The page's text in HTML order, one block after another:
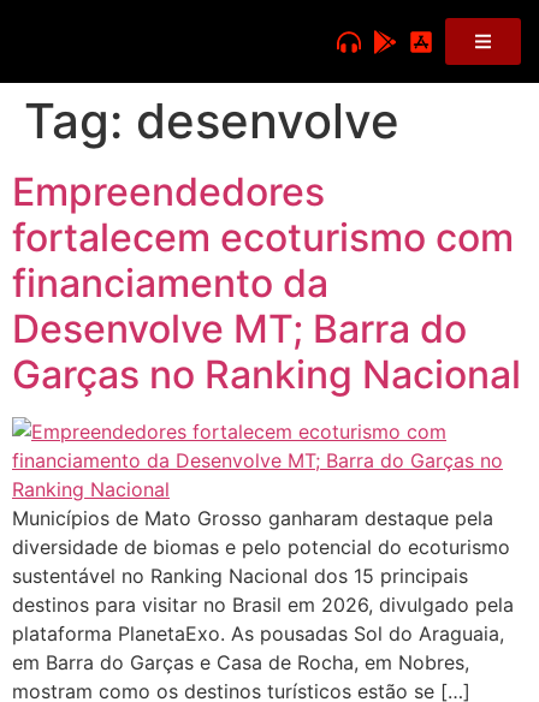
Tag: desenvolve
Empreendedores
fortalecem ecoturismo com
financiamento da
Desenvolve MT; Barra do
Garças no Ranking Nacional
Municípios de Mato Grosso ganharam destaque pela
diversidade de biomas e pelo potencial do ecoturismo
sustentável no Ranking Nacional dos 15 principais
destinos para visitar no Brasil em 2026, divulgado pela
plataforma PlanetaExo. As pousadas Sol do Araguaia,
em Barra do Garças e Casa de Rocha, em Nobres,
mostram como os destinos turísticos estão se […]